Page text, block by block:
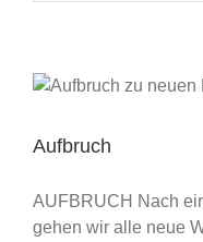
Aufbruch
AUFBRUCH Nach
gehen wir alle neue